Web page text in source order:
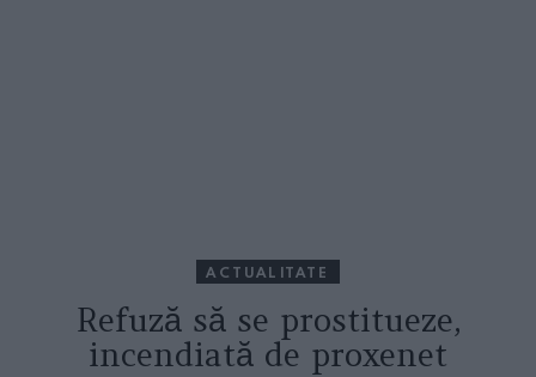
ACTUALITATE
Refuză să se prostitueze,
incendiată de proxenet